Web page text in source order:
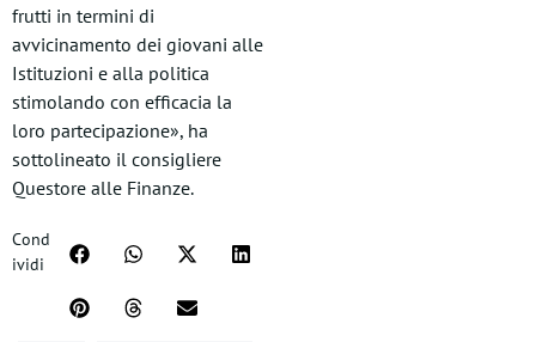
frutti in termini di
avvicinamento dei giovani alle
Istituzioni e alla politica
stimolando con efficacia la
loro partecipazione», ha
sottolineato il consigliere
Questore alle Finanze.
Cond
ividi